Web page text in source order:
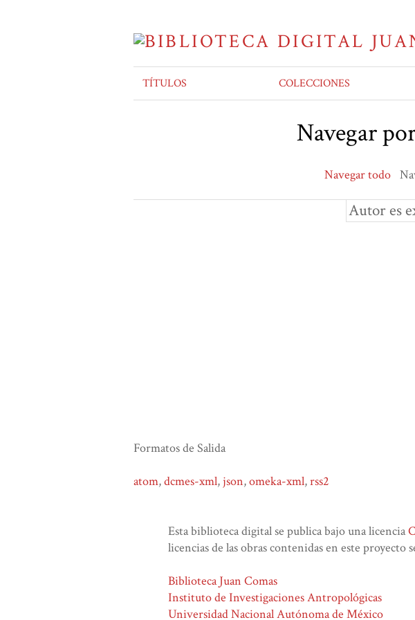
TÍTULOS COLECCIONES
Navegar
Navegar todo
Autor es
Formatos de Salida
atom,dcmes-xml, json,omeka-xml,rss2
Esta biblioteca digital se publica bajo una licencia
licencias de las obras contenidas en este proyecto
Biblioteca Juan Comas
Instituto de Investigaciones Antropológicas
Universidad Nacional Autónoma de México